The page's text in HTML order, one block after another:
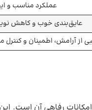
عملکرد مناسب و
عایق‌بندی خوب و کاهش
از آرامش، اطمینان و